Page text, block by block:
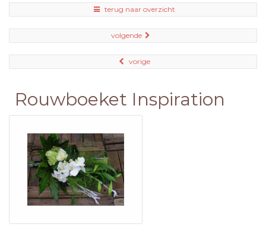
terug naar overzicht
volgende
vorige
Rouwboeket Inspiration